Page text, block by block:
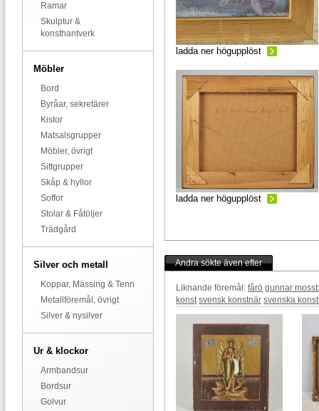
Ramar
Skulptur &
konsthantverk
Möbler
Bord
Byråar, sekretärer
Kistor
Matsalsgrupper
Möbler, övrigt
Sittgrupper
Skåp & hyllor
Soffor
Stolar & Fåtöljer
Trädgård
Silver och metall
Koppar, Mässing & Tenn
Metallföremål, övrigt
Silver & nysilver
Ur & klockor
Armbandsur
Bordsur
Golvur
ladda ner högupplöst
ladda ner högupplöst
Andra sökte även efter
Liknande föremål: fårö gunnar
konst svensk konstnär svenska